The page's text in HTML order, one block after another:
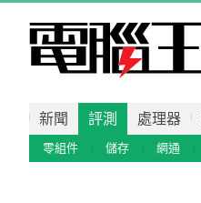
新聞 評測 處理器
零組件 儲存 網通